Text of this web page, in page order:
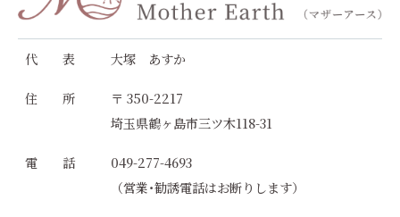
代 表 大塚 あすか
住 所
〒 350-2217
埼玉県鶴ヶ島市三ツ木118-31
電 話
049-277-4693
（営業･勧誘電話はお断りします）